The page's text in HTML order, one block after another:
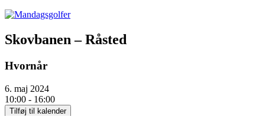
Skovbanen – Råsted
Hvornår
6. maj 2024
10:00 - 16:00
Tilføj til kalender